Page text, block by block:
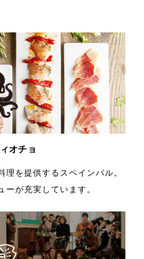
オチョ
を提供するスペインバル。
が充実しています。